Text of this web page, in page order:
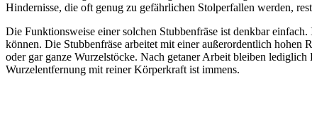
Hindernisse, die oft genug zu gefährlichen Stolperfallen werden,
Die Funktionsweise einer solchen Stubbenfräse ist denkbar
können. Die Stubbenfräse arbeitet mit einer außerordentlich
oder gar ganze Wurzelstöcke. Nach getaner Arbeit bleiben
Wurzelentfernung mit reiner Körperkraft ist immens.